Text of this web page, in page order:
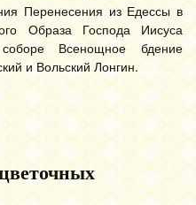
Перенесения из Едессы в
Образа Господа Иисуса
Всенощное бдение
и Вольский Лонгин.